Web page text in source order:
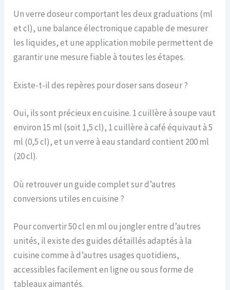
Un verre doseur comportant les deux graduations (ml
et cl), une balance électronique capable de mesurer
les liquides, et une application mobile permettent de
garantir une mesure fiable à toutes les étapes.
Existe-t-il des repères pour doser sans doseur ?
Oui, ils sont précieux en cuisine. 1 cuillère à soupe vaut
environ 15 ml (soit 1,5 cl), 1 cuillère à café équivaut à 5
ml (0,5 cl), et un verre à eau standard contient 200 ml
(20 cl).
Où retrouver un guide complet sur d’autres
conversions utiles en cuisine ?
Pour convertir 50 cl en ml ou jongler entre d’autres
unités, il existe des guides détaillés adaptés à la
cuisine comme à d’autres usages quotidiens,
accessibles facilement en ligne ou sous forme de
tableaux aimantés.